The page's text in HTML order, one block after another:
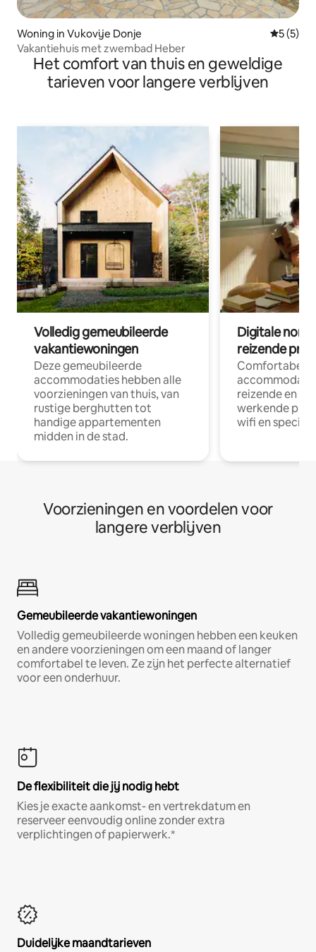
Woning in Vukovije Donje
5 (5)
Vakantiehuis met zwembad Heber
Het comfort van thuis en geweldige
tarieven voor langere verblijven
Volledig gemeubileerde
vakantiewoningen
Deze gemeubileerde
accommodaties hebben alle
voorzieningen van thuis, van
rustige berghutten tot
handige appartementen
midden in de stad.
Digitale
reizende
Comfortabele
reizende en
werkende
wifi en
Voorzieningen en voordelen voor
langere verblijven
Gemeubileerde vakantiewoningen
Volledig gemeubileerde woningen hebben een keuken
en andere voorzieningen om een maand of langer
comfortabel te leven. Ze zijn het perfecte alternatief
voor een onderhuur.
De flexibiliteit die jij nodig hebt
Kies je exacte aankomst- en vertrekdatum en
reserveer eenvoudig online zonder extra
verplichtingen of papierwerk.*
Duidelijke maandtarieven